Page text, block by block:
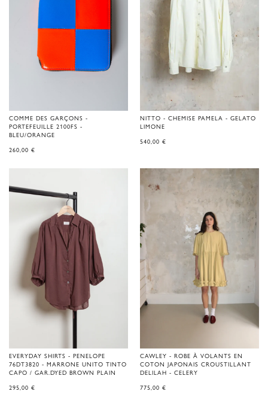
COMME DES GARÇONS -
PORTEFEUILLE 2100FS -
BLEU/ORANGE
260,00 €
NITTO - CHEMISE PAMELA - GELATO
LIMONE
540,00 €
EVERYDAY SHIRTS - PENELOPE
76DT3820 - MARRONE UNITO TINTO
CAPO / GAR.DYED BROWN PLAIN
295,00 €
CAWLEY - ROBE À VOLANTS EN
COTON JAPONAIS CROUSTILLANT
DELILAH - CELERY
775,00 €